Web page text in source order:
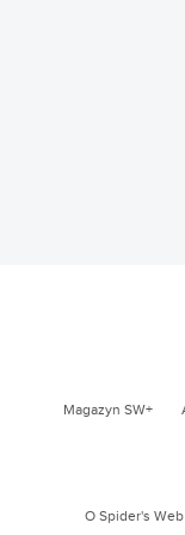
Magazyn SW+
O Spider's Web